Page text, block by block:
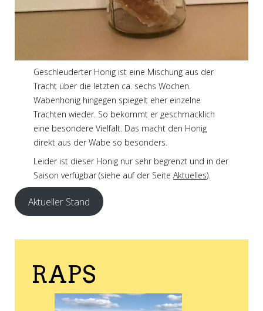
Geschleuderter Honig ist eine Mischung aus der
Tracht über die letzten ca. sechs Wochen.
Wabenhonig hingegen spiegelt eher einzelne
Trachten wieder. So bekommt er geschmacklich
eine besondere Vielfalt. Das macht den Honig
direkt aus der Wabe so besonders.
Leider ist dieser Honig nur sehr begrenzt und in der
Saison verfügbar (siehe auf der Seite Aktuelles).
Aktueller Stand
RAPS